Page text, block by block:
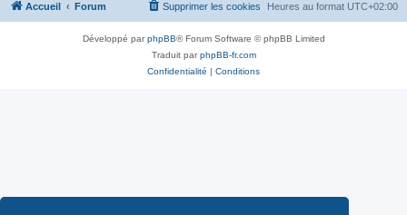
Accueil Forum Heures au format UTC+02:00
Supprimer les cookies
Développé parphpBB® Forum Software © phpBB Limited
Traduit parphpBB-fr.com
Confidentialité | Conditions